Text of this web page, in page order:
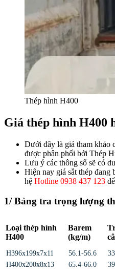
Thép hình H400
Giá thép hình H400
Dưới đây là giá tham khảo
được phân phối bởi Thép
Lưu ý các thông số sẽ có
Hiện nay giá sắt thép đang
hệ Hotline 0938 437 123
1/ Bảng tra trọng lượng
Loại thép hình
H400
Barem
(kg/m)
H396x199x7x11 56.1-56.6
H400x200x8x13
65.4-66.0